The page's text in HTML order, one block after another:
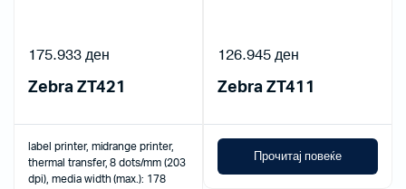
Zebra ZT421
175.933ден
label printer, midrange printer,
thermal transfer, 8 dots/mm (203
dpi), media width (max.): 178
Zebra ZT411
126.945ден
Прочитај повеќе